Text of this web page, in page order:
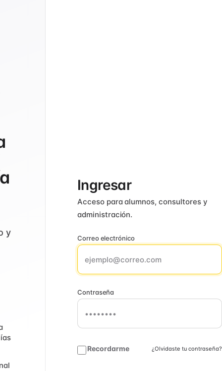
y
Ingresar
Acceso para alumnos, consultores y
administración.
Correo electrónico
Contraseña
Recordarme ¿Olvidaste tu contraseña?